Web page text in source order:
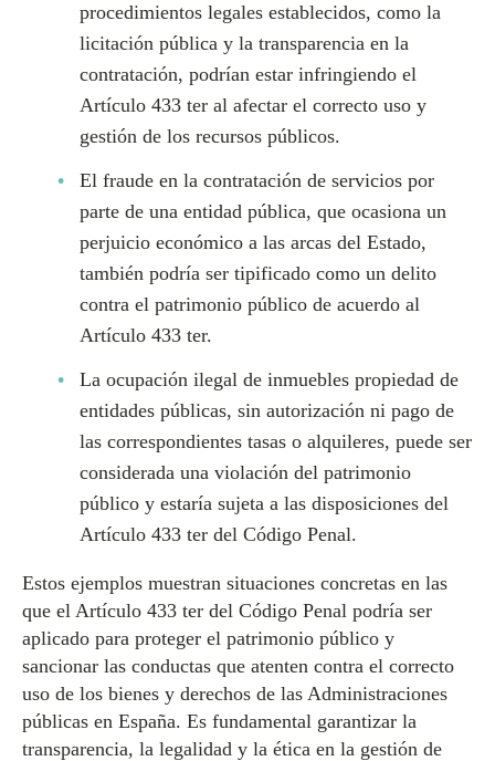
procedimientos legales establecidos, como la
licitación pública y la transparencia en la
contratación, podrían estar infringiendo el
Artículo 433 ter al afectar el correcto uso y
gestión de los recursos públicos.
El fraude en la contratación de servicios por
parte de una entidad pública, que ocasiona un
perjuicio económico a las arcas del Estado,
también podría ser tipificado como un delito
contra el patrimonio público de acuerdo al
Artículo 433 ter.
La ocupación ilegal de inmuebles propiedad de
entidades públicas, sin autorización ni pago de
las correspondientes tasas o alquileres, puede ser
considerada una violación del patrimonio
público y estaría sujeta a las disposiciones del
Artículo 433 ter del Código Penal.
Estos ejemplos muestran situaciones concretas en las
que el Artículo 433 ter del Código Penal podría ser
aplicado para proteger el patrimonio público y
sancionar las conductas que atenten contra el correcto
uso de los bienes y derechos de las Administraciones
públicas en España. Es fundamental garantizar la
transparencia, la legalidad y la ética en la gestión de